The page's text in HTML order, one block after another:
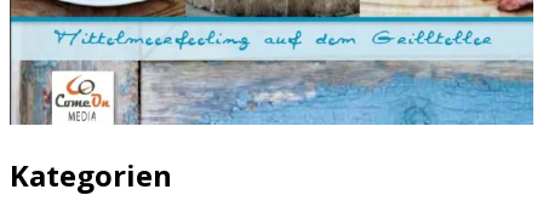
Kategorien